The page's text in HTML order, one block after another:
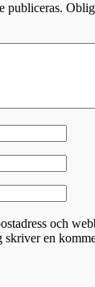
publiceras.
och
skriver en